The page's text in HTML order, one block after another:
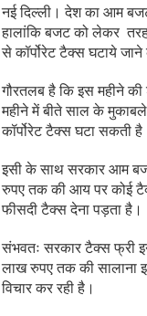
नई दिल्ली। देश का आम
हालांकि बजट को लेकर
से कॉर्पोरेट टैक्स घटाये
गौरतलब है कि इस महीने
महीने में बीते साल के
कॉर्पोरेट टैक्स घटा सकती
इसी के साथ सरकार आम
रुपए तक की आय पर कोई
फीसदी टैक्स देना पड़ता है।
संभवतः सरकार टैक्स फ्री
लाख रुपए तक की सालाना
विचार कर रही है।